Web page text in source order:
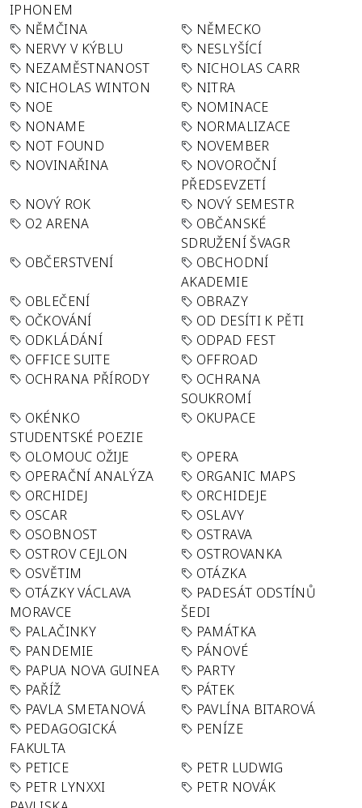
IPHONEM
NĚMČINA
NĚMECKO
NERVY V KÝBLU
NESLYŠÍCÍ
NEZAMĚSTNANOST
NICHOLAS CARR
NICHOLAS WINTON
NITRA
NOE
NOMINACE
NONAME
NORMALIZACE
NOT FOUND
NOVEMBER
NOVINAŘINA
NOVOROČNÍ
PŘEDSEVZETÍ
NOVÝ ROK
NOVÝ SEMESTR
O2 ARENA
OBČANSKÉ
SDRUŽENÍ ŠVAGR
OBČERSTVENÍ
OBCHODNÍ
AKADEMIE
OBLEČENÍ
OBRAZY
OČKOVÁNÍ
OD DESÍTI K PĚTI
ODKLÁDÁNÍ
ODPAD FEST
OFFICE SUITE
OFFROAD
OCHRANA PŘÍRODY
OCHRANA
SOUKROMÍ
OKÉNKO
STUDENTSKÉ POEZIE
OKUPACE
OLOMOUC OŽIJE
OPERA
OPERAČNÍ ANALÝZA
ORGANIC MAPS
ORCHIDEJ
ORCHIDEJE
OSCAR
OSLAVY
OSOBNOST
OSTRAVA
OSTROV CEJLON
OSTROVANKA
OSVĚTIM
OTÁZKA
OTÁZKY VÁCLAVA
MORAVCE
PADESÁT ODSTÍNŮ
ŠEDI
PALAČINKY
PAMÁTKA
PANDEMIE
PÁNOVÉ
PAPUA NOVA GUINEA
PARTY
PAŘÍŽ
PÁTEK
PAVLA SMETANOVÁ
PAVLÍNA BITAROVÁ
PEDAGOGICKÁ
FAKULTA
PENÍZE
PETICE
PETR LUDWIG
PETR LYNXXI
PETR NOVÁK